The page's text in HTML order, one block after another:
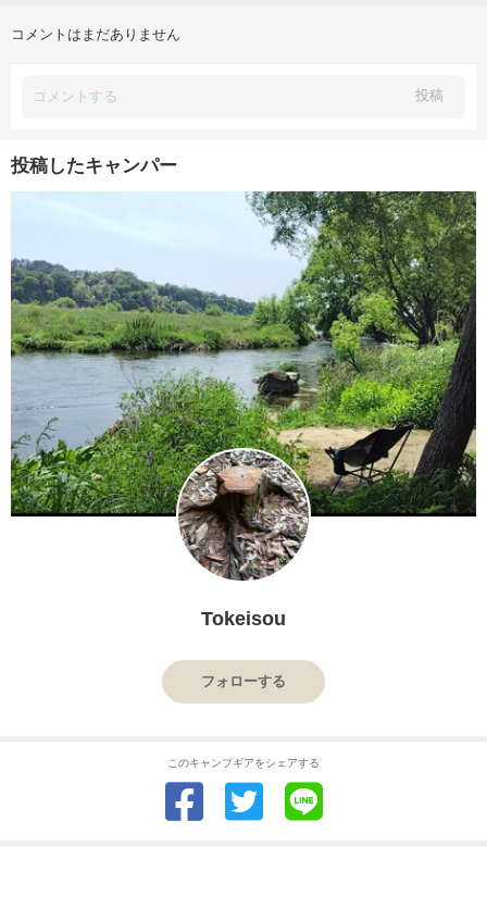
コメントはまだありません
投稿
投稿したキャンパー
Tokeisou
フォローする
このキャンプギアをシェアする